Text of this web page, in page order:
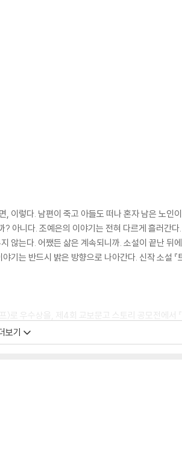
, 이렇다. 남편이 죽고 아들도 떠나 혼자 남은 노
아니다. 조예은의 이야기는 전혀 다르게 흘러간
않는다. 어쨌든 삶은 계속되니까. 소설이 끝난 뒤
는 반드시 밝은 방향으로 나아간다. 신작 소설 『
로 우수상을, 제4회 교보문고 스토리 공모전에서
독자들의 사랑을 쌓아온 조예은의 두 번째 소설집
에서는 애틋하고도 경쾌한 디스토피아 세계를 선보
보기